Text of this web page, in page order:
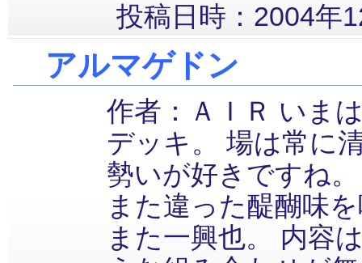
投稿日時：2004年
アルマゲドン
作者：ＡＩＲ いま
デッキ。 場は常に
勢いが好きですね
また違った醍醐味
また一興也。 内容